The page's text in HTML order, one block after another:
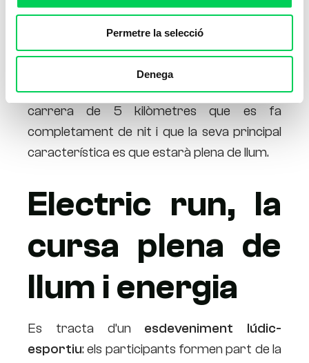
Permetre la selecció
Denega
El proper 10 d’octubre es celebrarà a
Barcelona la cursa“Electric Run”una
carrera de 5 kilòmetres que es fa
completament de nit i que la seva principal
característica es que estarà plena de llum.
Electric run, la
cursa plena de
llum i energia
Es tracta d’un esdeveniment lúdic-
esportiu: els participants formen part de la